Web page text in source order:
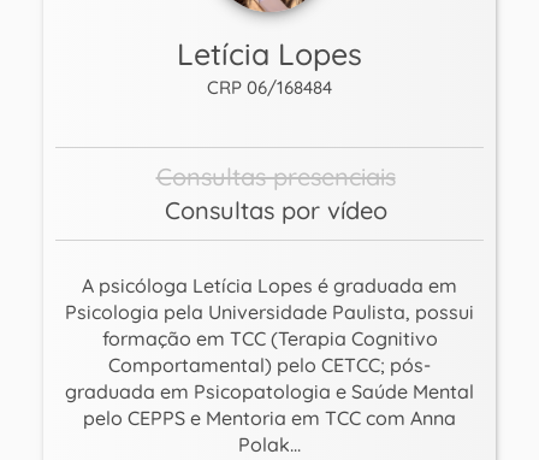
Letícia Lopes
CRP 06/168484
Consultas presenciais
Consultas por vídeo
A psicóloga Letícia Lopes é graduada em
Psicologia pela Universidade Paulista, possui
formação em TCC (Terapia Cognitivo
Comportamental) pelo CETCC; pós-
graduada em Psicopatologia e Saúde Mental
pelo CEPPS e Mentoria em TCC com Anna
Polak...